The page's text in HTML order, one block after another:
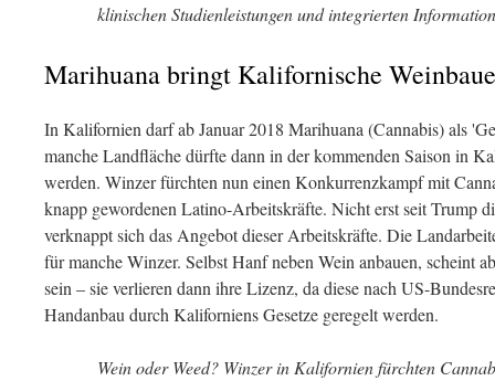
klinischen Studienleistungen und integrierten
Marihuana bringt Kalifornische
In Kalifornien darf ab Januar 2018 Marihuana (Cannabis) als
manche Landfläche dürfte dann in der kommenden Saison in
werden. Winzer fürchten nun einen Konkurrenzkampf mit
knapp gewordenen Latino-Arbeitskräfte. Nicht erst seit Trump
verknappt sich das Angebot dieser Arbeitskräfte. Die
für manche Winzer. Selbst Hanf neben Wein anbauen, scheint
sein – sie verlieren dann ihre Lizenz, da diese nach US-
Handanbau durch Kaliforniens Gesetze geregelt werden.
Wein oder Weed? Winzer in Kalifornien fürchten